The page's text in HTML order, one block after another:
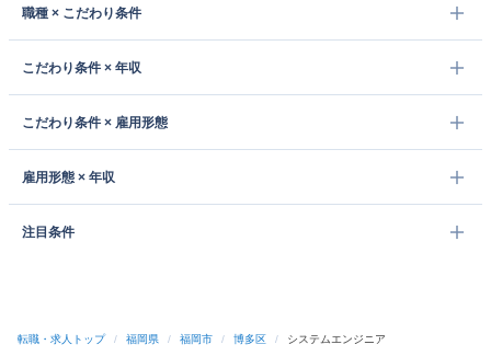
職種 × こだわり条件
こだわり条件 × 年収
こだわり条件 × 雇用形態
雇用形態 × 年収
注目条件
転職・求人トップ / 福岡県 / 福岡市 / 博多区 / システムエンジニア